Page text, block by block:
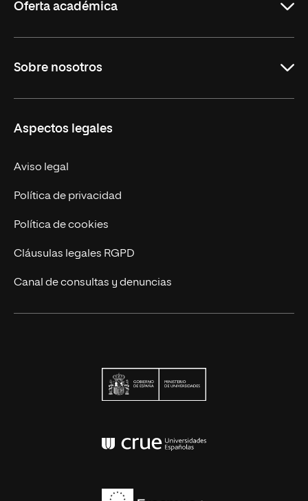
Oferta académica
Maestrías
Sobre nosotros
Trabaja en UNIR
Actualidad UNIR
Contáctanos
Aspectos legales
Aviso legal
Política de privacidad
Política de cookies
Cláusulas legales RGPD
Canal de consultas y denuncias